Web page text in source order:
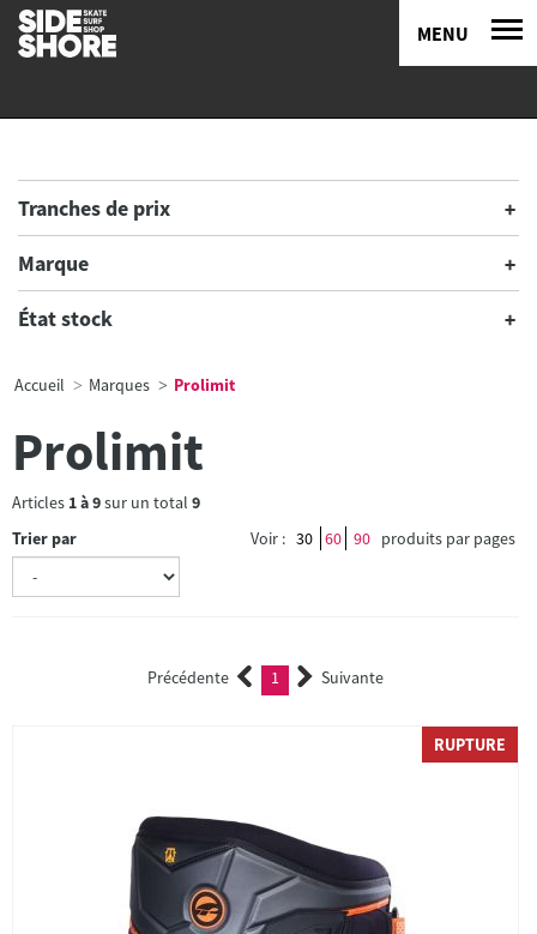
MENU
Tranches de prix
Marque
État stock
Accueil Marques Prolimit
Prolimit
Articles 1à9sur un total 9
Trier par
Voir : 30 60 90 produits par pages
Précédente 1 (current)Suivante
RUPTURE